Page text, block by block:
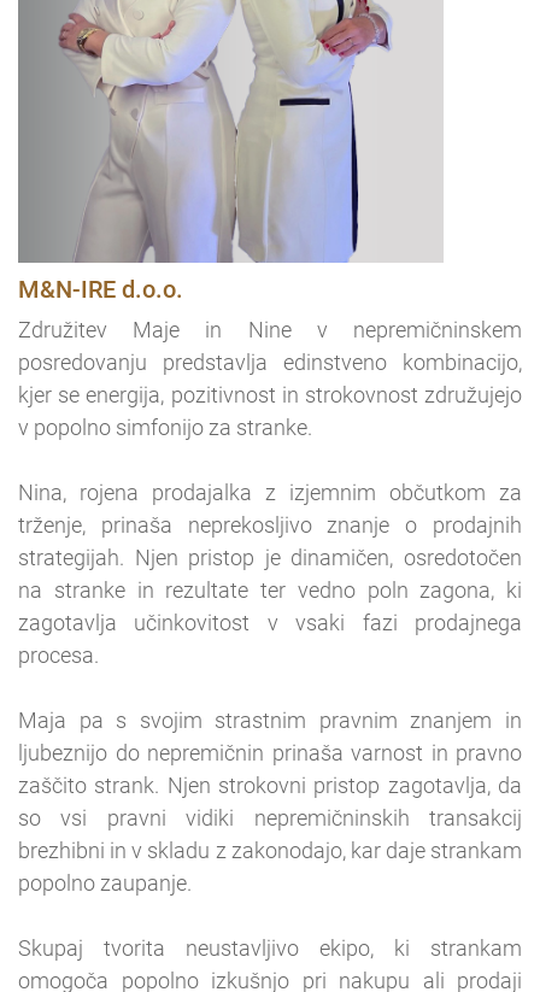
M&N-IRE d.o.o.
Združitev Maje in Nine v nepremičninskem
posredovanju predstavlja edinstveno kombinacijo,
kjer se energija, pozitivnost in strokovnost združujejo
v popolno simfonijo za stranke.
Nina, rojena prodajalka z izjemnim občutkom za
trženje, prinaša neprekosljivo znanje o prodajnih
strategijah. Njen pristop je dinamičen, osredotočen
na stranke in rezultate ter vedno poln zagona, ki
zagotavlja učinkovitost v vsaki fazi prodajnega
procesa.
Maja pa s svojim strastnim pravnim znanjem in
ljubeznijo do nepremičnin prinaša varnost in pravno
zaščito strank. Njen strokovni pristop zagotavlja, da
so vsi pravni vidiki nepremičninskih transakcij
brezhibni in v skladu z zakonodajo, kar daje strankam
popolno zaupanje.
Skupaj tvorita neustavljivo ekipo, ki strankam
omogoča popolno izkušnjo pri nakupu ali prodaji